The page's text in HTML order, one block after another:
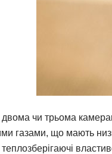
двома чи трьома
газами, що мають